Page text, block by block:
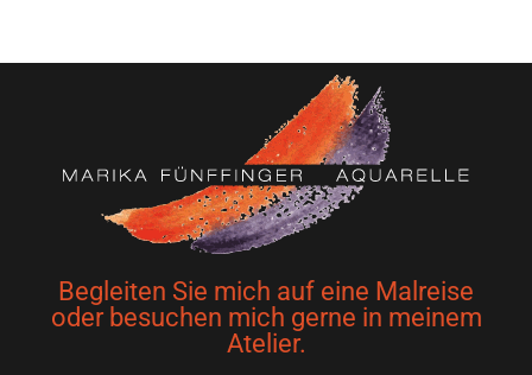
Begleiten Sie mich auf eine Malreise
oder besuchen mich gerne in meinem
Atelier.